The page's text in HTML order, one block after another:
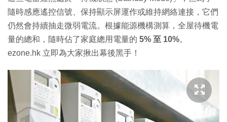
隨時感應遙控信號、保持顯示屏運作或維持網絡連接，它們
仍然會持續抽走微弱電流。根據能源機構測算，全屋待機電
量的總和，隨時佔了家庭總用電量的 5% 至 10%。
ezone.hk 立即為大家揪出幕後黑手！